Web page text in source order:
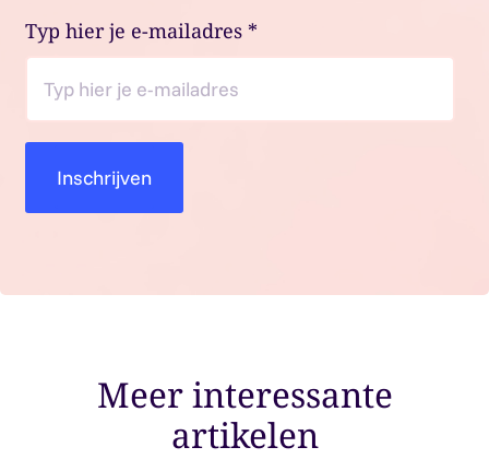
Typ hier je e-mailadres *
Meer interessante
artikelen